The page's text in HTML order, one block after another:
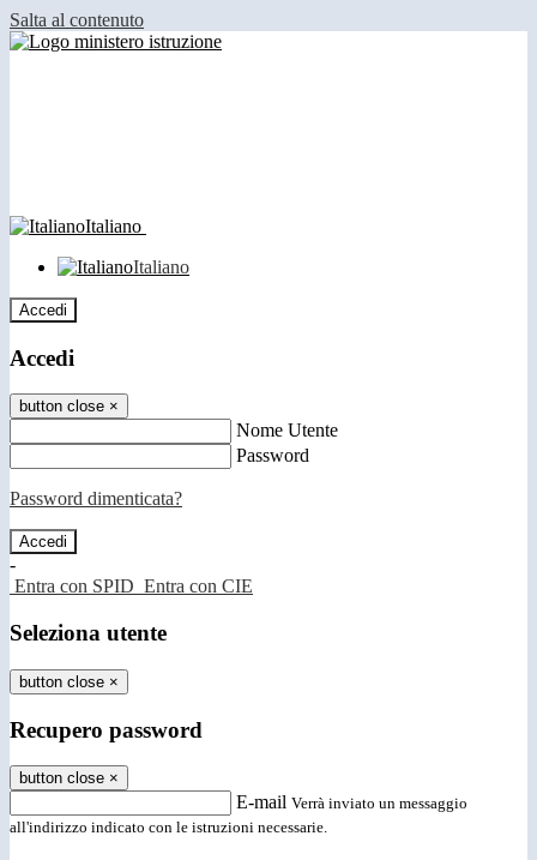
Salta al contenuto
Italiano
Italiano
Accedi
Accedi
button close ×
Nome Utente
Password
Password dimenticata?
-
Entra con SPID Entra con CIE
Seleziona utente
button close ×
Recupero password
button close ×
E-mail Verrà inviato un messaggio
all'indirizzo indicato con le istruzioni necessarie.